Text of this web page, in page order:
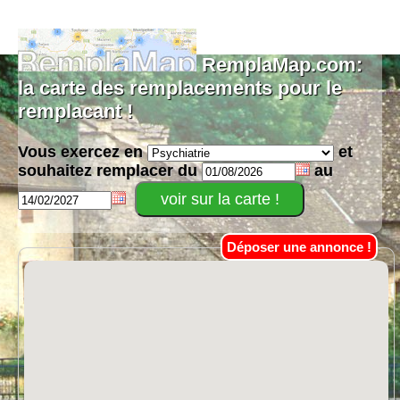
RemplaMap.com:
la carte des remplacements pour le
remplacant !
Vous exercez en
et
souhaitez remplacer du
au
Déposer une annonce !